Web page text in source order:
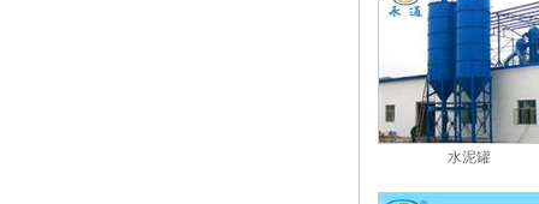
水泥罐